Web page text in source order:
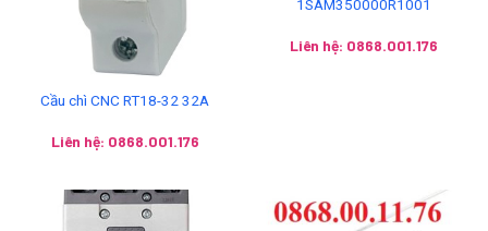
Cầu chì CNC RT18-32 32A
Liên hệ: 0868.001.176
1SAM350000R1001
Liên hệ: 0868.001.176